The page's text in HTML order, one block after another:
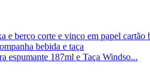
e berço corte e vinco em papel cartão
bebida e taça
espumante 187ml e Taça Windso...